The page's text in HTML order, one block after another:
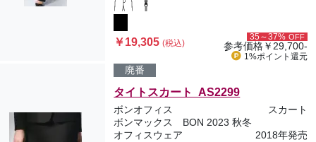
￥19,305(税込)
35～37% OFF
参考価格￥29,700-
1%ポイント 還元
廃番
タイトスカート AS2299
ボンオフィス
スカート
ボンマックス BON 2023 秋冬
オフィスウェア
2018年発売